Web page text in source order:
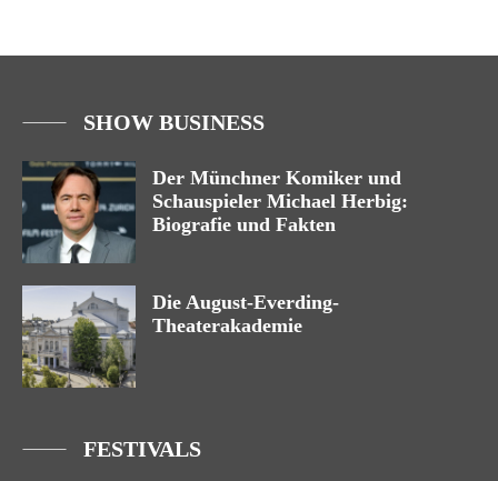
SHOW BUSINESS
Der Münchner Komiker und
Schauspieler Michael Herbig:
Biografie und Fakten
Die August-Everding-
Theaterakademie
FESTIVALS